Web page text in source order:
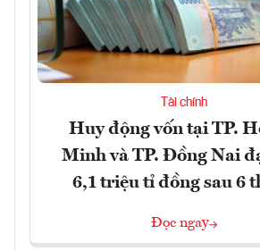
Tài chính
Huy động vốn tại TP.
Minh và TP. Đồng Nai
6,1 triệu tỉ đồng sau 6
Đọc ngay